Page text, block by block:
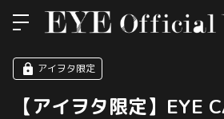
アイヲタ限定
【アイヲタ限定】EYE